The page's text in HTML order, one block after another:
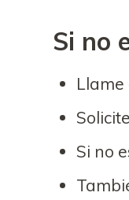
Si no
Si no